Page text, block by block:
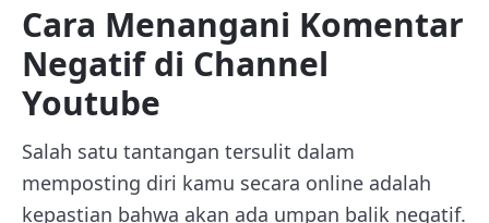
Cara Menangani Komentar
Negatif di Channel
Youtube
Salah satu tantangan tersulit dalam
memposting diri kamu secara online adalah
kepastian bahwa akan ada umpan balik negatif.